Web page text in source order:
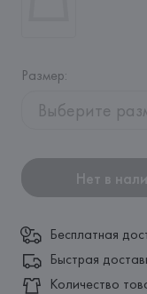
Размер:
Выберите
Нет в
Бесплатная
Быстрая
Количество